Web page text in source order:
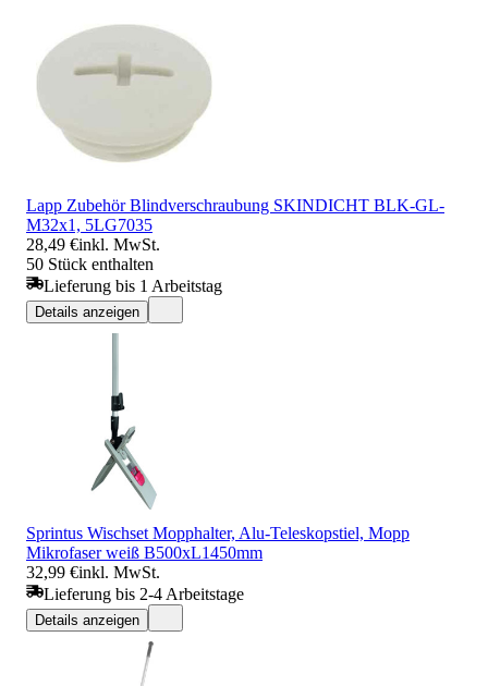
Lapp Zubehör Blindverschraubung SKINDICHT BLK-GL-
M32x1, 5LG7035
28,49 €inkl. MwSt.
50 Stück enthalten
Lieferung bis 1 Arbeitstag
Details anzeigen
Sprintus Wischset Mopphalter, Alu-Teleskopstiel, Mopp
Mikrofaser weiß B500xL1450mm
32,99 €inkl. MwSt.
Lieferung bis 2-4 Arbeitstage
Details anzeigen